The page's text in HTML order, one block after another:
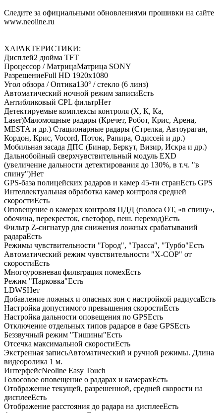
Следите за официальными обновлениями прошивки на сайте
www.neoline.ru
ХАРАКТЕРИСТИКИ:
Дисплей2 дюйма TFT
Процессор / МатрицаМатрица SONY
РазрешениеFull HD 1920x1080
Угол обзора / Оптика130° / стекло (6 линз)
Автоматический ночной режим записиЕсть
Антибликовый CPL фильтрНет
Детектируемые комплексы контроля (Х, К, Ка,
Laser)Маломощные радары (Кречет, Робот, Крис, Арена,
MESTA и др.) Стационарные радары (Стрелка, Автоураган,
Кордон, Крис, Vocord, Поток, Рапира, Одиссей и др.)
Мобильная засада ДПС (Бинар, Беркут, Визир, Искра и др.)
Дальнобойный сверхчувствительный модуль EXD
(увеличение дальности детектирования до 130%, в т.ч. "в
спину")Нет
GPS-база полицейских радаров и камер 45-ти странЕсть GPS
Интеллектуальная обработка камер контроля средней
скоростиЕсть
Оповещение о камерах контроля ПДД (полоса ОТ, «в спину»,
обочина, перекресток, светофор, пеш. переход)Есть
Фильтр Z-сигнатур для снижения ложных срабатываний
радараЕсть
Режимы чувствительности "Город", "Трасса", "Турбо"Есть
Автоматический режим чувствительности "Х-СОР" от
скоростиЕсть
Многоуровневая фильтрация помехЕсть
Режим "Парковка"Есть
LDWSНет
Добавление ложных и опасных зон с настройкой радиусаЕсть
Настройка допустимого превышения скоростиЕсть
Настройка дальности оповещения по GPSЕсть
Отключение отдельных типов радаров в базе GPSЕсть
Беззвучный режим "Тишины"Есть
Отсечка максимальной скоростиЕсть
Экстренная записьАвтоматический и ручной режимы. Длина
видеоролика 1 м.
ИнтерфейсNeoline Easy Touch
Голосовое оповещение о радарах и камерахЕсть
Отображение текущей, разрешенной, средней скорости на
дисплееЕсть
Отображение расстояния до радара на дисплееЕсть